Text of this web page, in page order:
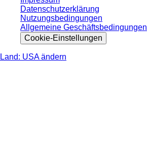
Datenschutzerklärung
Nutzungsbedingungen
Allgemeine Geschäftsbedingungen
Cookie-Einstellungen
Land: USA ändern